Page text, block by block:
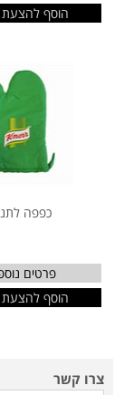
הוסף להצעת
כפפה
פרטים
הוסף להצעת
צרו קשר